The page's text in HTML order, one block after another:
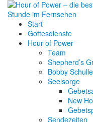
Start
Gottesdienste
Hour of Power
Team
Shepherd’s
Bobby
Seelsorge
New
Sendezeiten